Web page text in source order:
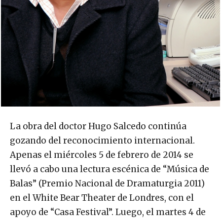
La obra del doctor Hugo Salcedo continúa
gozando del reconocimiento internacional.
Apenas el miércoles 5 de febrero de 2014 se
llevó a cabo una lectura escénica de “Música de
Balas” (Premio Nacional de Dramaturgia 2011)
en el White Bear Theater de Londres, con el
apoyo de “Casa Festival”. Luego, el martes 4 de